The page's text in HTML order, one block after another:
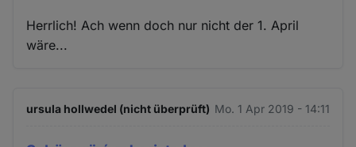
Herrlich! Ach wenn doch nur nicht der 1. April
wäre...
ursula hollwedel (nicht überprüft) Mo. 1 Apr 2019 - 14:11